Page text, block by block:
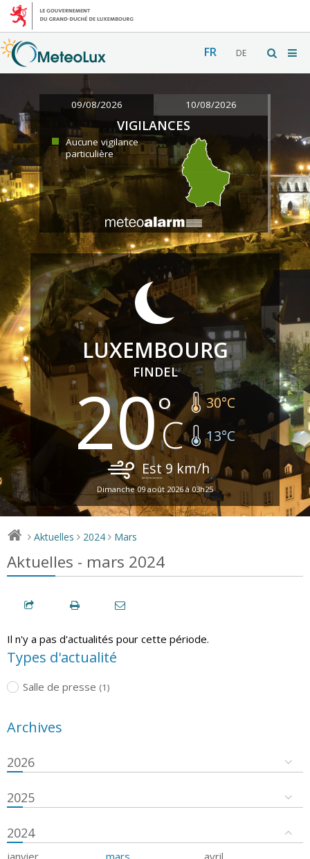
FR DE
09/08/2026 10/08/2026
VIGILANCES
Aucune vigilance
particulière
LUXEMBOURG
FINDEL
20 30°C
13°C
Est9 km/h
Dimanche 09 août 2026 à 03h25
> Aktuelles > 2024 > Mars
Aktuelles - mars 2024
Il n'y a pas d'actualités pour cette période.
Types d'actualité
Salle de presse (1)
Archives
2026
2025
2024
janvier mars
avril